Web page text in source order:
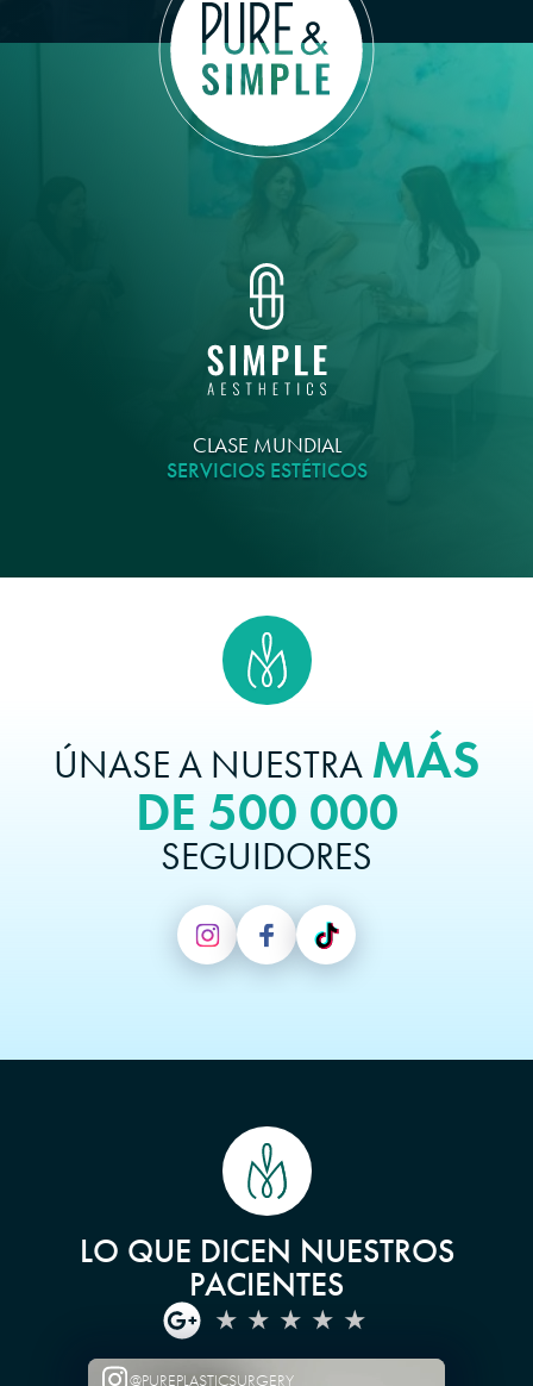
CLASE MUNDIAL
SERVICIOS ESTÉTICOS
ÚNASE A NUESTRA MÁS
DE 500 000
SEGUIDORES
LO QUE DICEN NUESTROS
PACIENTES
@PUREPLASTICSURGERY